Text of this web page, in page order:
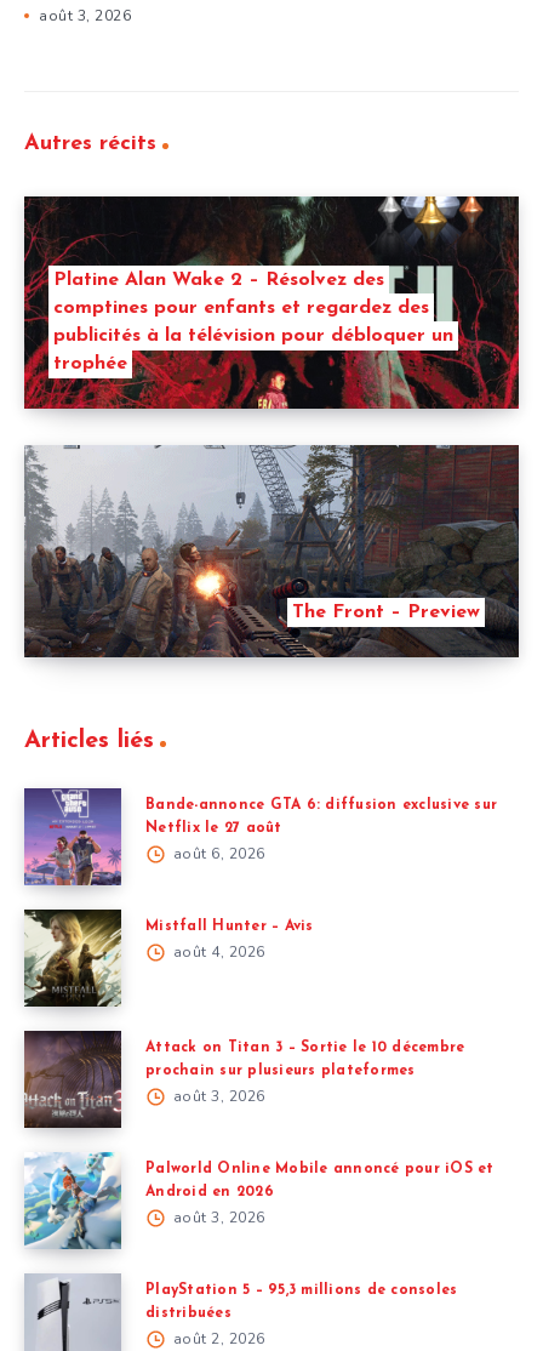
août 3, 2026
Autres récits
Platine Alan Wake 2 – Résolvez des
comptines pour enfants et regardez des
publicités à la télévision pour débloquer un
trophée
The Front – Preview
Articles liés
Bande-annonce GTA 6: diffusion exclusive sur
Netflix le 27 août
août 6, 2026
Mistfall Hunter – Avis
août 4, 2026
Attack on Titan 3 – Sortie le 10 décembre
prochain sur plusieurs plateformes
août 3, 2026
Palworld Online Mobile annoncé pour iOS et
Android en 2026
août 3, 2026
PlayStation 5 – 95,3 millions de consoles
distribuées
août 2, 2026